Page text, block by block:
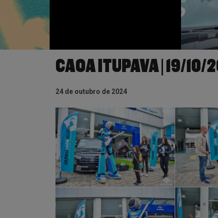
CAOA ITUPAVA | 19/10/
24 de outubro de 2024